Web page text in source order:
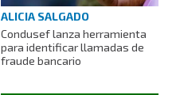
ALICIA SALGADO
Condusef lanza herramienta
para identificar llamadas de
fraude bancario